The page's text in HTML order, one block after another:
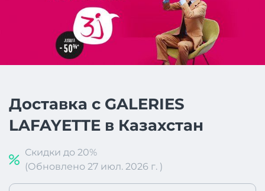
Доставка с GALERIES
LAFAYETTE в Казахстан
Скидки до 20%
(Обновлено 27 июл. 2026 г. )